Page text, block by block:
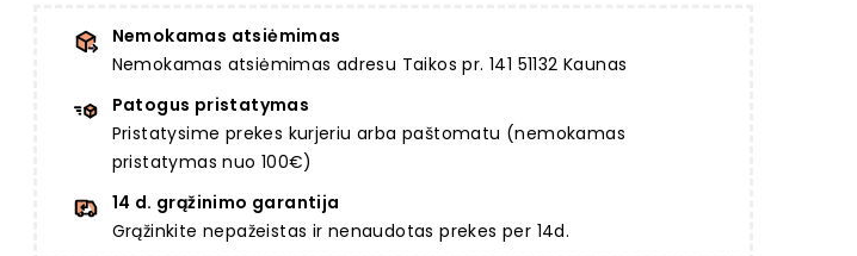
Nemokamas atsiėmimas
Nemokamas atsiėmimas adresu Taikos pr. 141 51132 Kaunas
Patogus pristatymas
Pristatysime prekes kurjeriu arba paštomatu (nemokamas
pristatymas nuo 100€)
14 d. grąžinimo garantija
Grąžinkite nepažeistas ir nenaudotas prekes per 14d.